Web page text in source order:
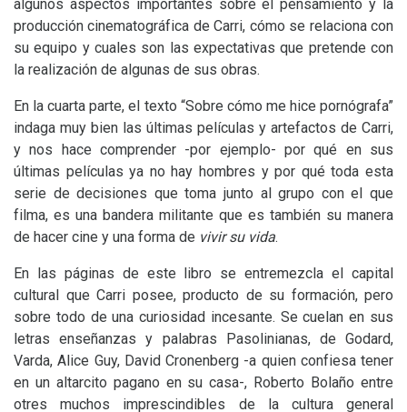
algunos aspectos importantes sobre el pensamiento y la
producción cinematográfica de Carri, cómo se relaciona con
su equipo y cuales son las expectativas que pretende con
la realización de algunas de sus obras.
En la cuarta parte, el texto “Sobre cómo me hice pornógrafa”
indaga muy bien las últimas películas y artefactos de Carri,
y nos hace comprender -por ejemplo- por qué en sus
últimas películas ya no hay hombres y por qué toda esta
serie de decisiones que toma junto al grupo con el que
filma, es una bandera militante que es también su manera
de hacer cine y una forma de vivir su vida.
En las páginas de este libro se entremezcla el capital
cultural que Carri posee, producto de su formación, pero
sobre todo de una curiosidad incesante. Se cuelan en sus
letras enseñanzas y palabras Pasolinianas, de Godard,
Varda, Alice Guy, David Cronenberg -a quien confiesa tener
en un altarcito pagano en su casa-, Roberto Bolaño entre
otres muchos imprescindibles de la cultura general